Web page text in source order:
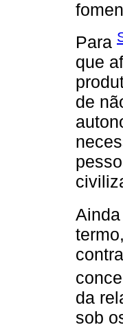
Para
que
de
da
sob